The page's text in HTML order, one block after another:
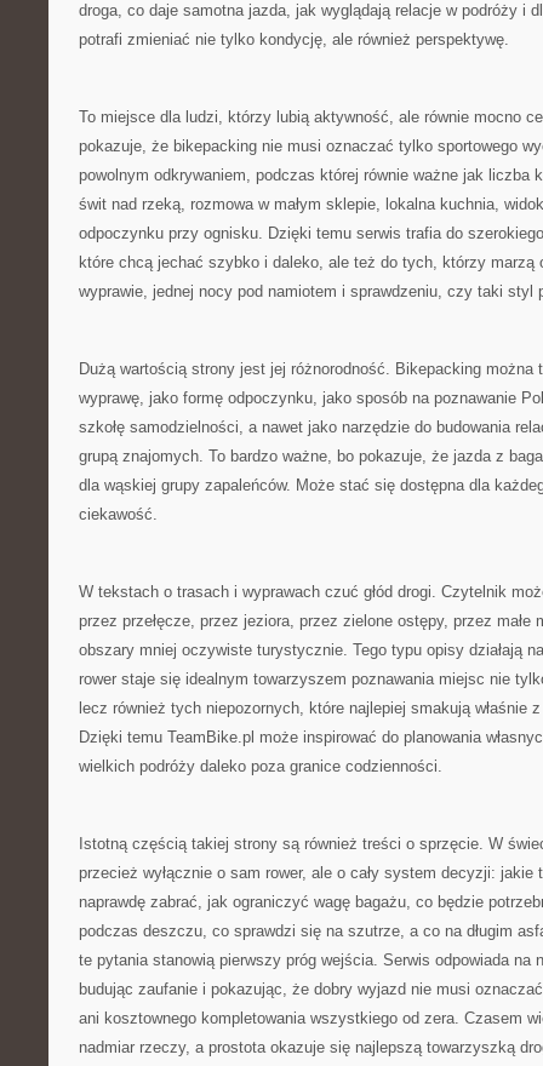
droga, co daje samotna jazda, jak wyglądają relacje w podróży i
potrafi zmieniać nie tylko kondycję, ale również perspektywę.
To miejsce dla ludzi, którzy lubią aktywność, ale równie mocno
pokazuje, że bikepacking nie musi oznaczać tylko sportowego
powolnym odkrywaniem, podczas której równie ważne jak liczba
świt nad rzeką, rozmowa w małym sklepie, lokalna kuchnia,
odpoczynku przy ognisku. Dzięki temu serwis trafia do
które chcą jechać szybko i daleko, ale też do tych, którzy marzą
wyprawie, jednej nocy pod namiotem i sprawdzeniu, czy taki styl
Dużą wartością strony jest jej różnorodność. Bikepacking można
wyprawę, jako formę odpoczynku, jako sposób na poznawanie
szkołę samodzielności, a nawet jako narzędzie do budowania
grupą znajomych. To bardzo ważne, bo pokazuje, że jazda z
dla wąskiej grupy zapaleńców. Może stać się dostępna dla
ciekawość.
W tekstach o trasach i wyprawach czuć głód drogi. Czytelnik
przez przełęcze, przez jeziora, przez zielone ostępy, przez małe
obszary mniej oczywiste turystycznie. Tego typu opisy działają
rower staje się idealnym towarzyszem poznawania miejsc nie
lecz również tych niepozornych, które najlepiej smakują właśnie
Dzięki temu TeamBike.pl może inspirować do planowania
wielkich podróży daleko poza granice codzienności.
Istotną częścią takiej strony są również treści o sprzęcie. W
przecież wyłącznie o sam rower, ale o cały system decyzji:
naprawdę zabrać, jak ograniczyć wagę bagażu, co będzie
podczas deszczu, co sprawdzi się na szutrze, a co na długim
te pytania stanowią pierwszy próg wejścia. Serwis odpowiada na
budując zaufanie i pokazując, że dobry wyjazd nie musi
ani kosztownego kompletowania wszystkiego od zera. Czasem
nadmiar rzeczy, a prostota okazuje się najlepszą towarzyszką